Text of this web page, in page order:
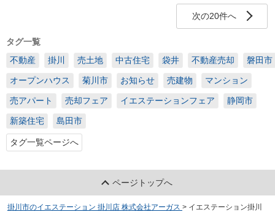
次の20件へ
タグ一覧
不動産
掛川 売土地 中古住宅 袋井 不動産売却 磐田市
オープンハウス 菊川市 お知らせ 売建物 マンション
売アパート 売却フェア イエステーションフェア 静岡市
新築住宅 島田市
タグ一覧ページへ
ページトップへ
掛川市のイエステーション 掛川店 株式会社アーガス > イエステーション掛川